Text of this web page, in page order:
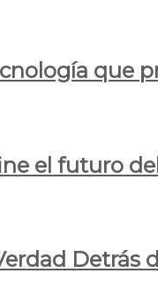
que
el futuro
Detrás